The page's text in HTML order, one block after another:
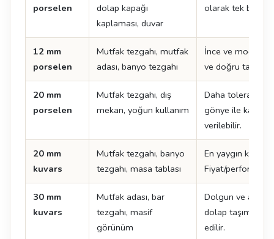
porselen
dolap kapağı
kaplaması, duvar
olarak tek
12 mm
porselen
Mutfak tezgahı, mutfak
adası, banyo tezgahı
İnce ve modern
ve doğru taşıma
20 mm
porselen
Mutfak tezgahı, dış
mekan, yoğun kullanım
Daha toleranslı
gönye ile kalın
verilebilir.
20 mm
kuvars
Mutfak tezgahı, banyo
tezgahı, masa tablası
En yaygın kuvars
Fiyat/
30 mm
kuvars
Mutfak adası, bar
tezgahı, masif
görünüm
Dolgun ve ağır
dolap taşıma
edilir.